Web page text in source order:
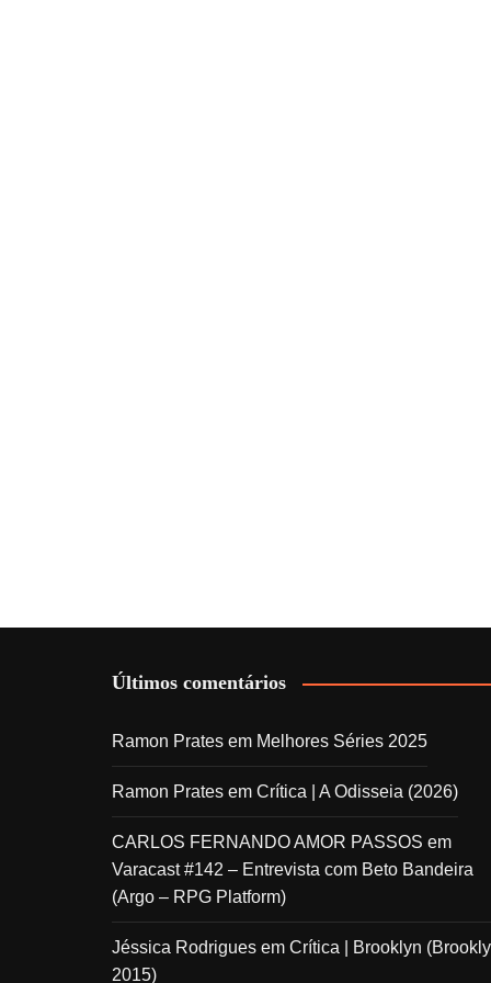
Últimos comentários
Ramon Prates em Melhores Séries 2025
Ramon Prates em Crítica | A Odisseia (2026)
CARLOS FERNANDO AMOR PASSOS em
Varacast #142 – Entrevista com Beto Bandeira
(Argo – RPG Platform)
Jéssica Rodrigues em Crítica | Brooklyn
2015)